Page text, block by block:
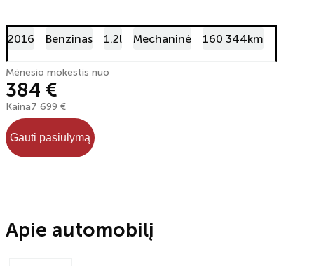
2016 Benzinas 1.2l Mechaninė 160 344km
Mėnesio mokestis nuo
384 €
Kaina7 699 €
Gauti pasiūlymą
Apie automobilį